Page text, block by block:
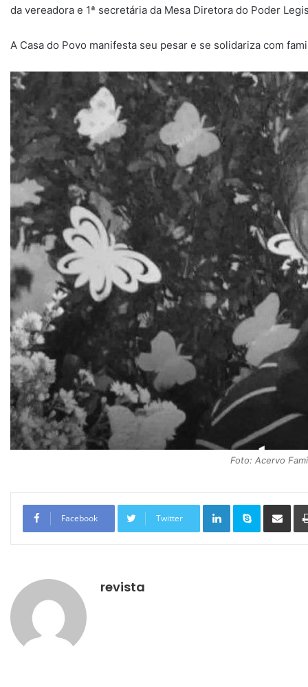
da vereadora e 1ª secretária da Mesa Diretora do Poder
A Casa do Povo manifesta seu pesar e se solidariza com
Foto: Acervo
Facebook Twitter
Linkedin Skype
revista